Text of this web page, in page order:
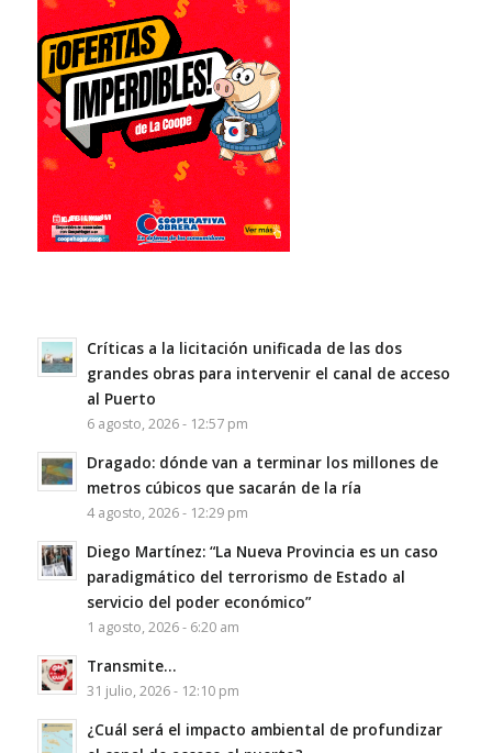
Críticas a la licitación unificada de las dos
grandes obras para intervenir el canal de acceso
al Puerto
6 agosto, 2026 - 12:57 pm
Dragado: dónde van a terminar los millones de
metros cúbicos que sacarán de la ría
4 agosto, 2026 - 12:29 pm
Diego Martínez: “La Nueva Provincia es un caso
paradigmático del terrorismo de Estado al
servicio del poder económico”
1 agosto, 2026 - 6:20 am
Transmite…
31 julio, 2026 - 12:10 pm
¿Cuál será el impacto ambiental de profundizar